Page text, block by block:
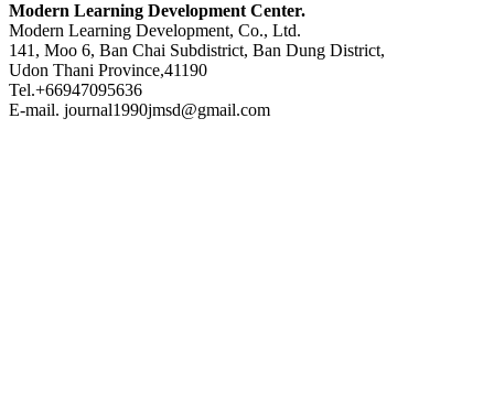
Modern Learning Development Center.
Modern Learning Development, Co., Ltd.
141, Moo 6, Ban Chai Subdistrict, Ban Dung District,
Udon Thani Province,41190
Tel.+66947095636
E-mail. journal1990jmsd@gmail.com